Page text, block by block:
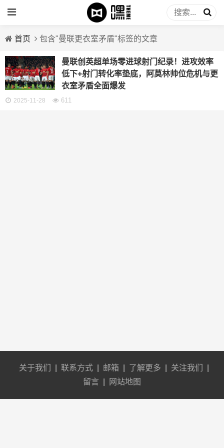
首页 包含"曼联更衣室矛盾"标签的文章
曼联创英超单场零进球射门纪录！进攻效率
低下+射门转化率垫底，阿莫林帅位危机与更
衣室矛盾全面爆发
2025-11-28 611
关于我们 联系方式 邮箱 了解更多 关注我们
留言
网站地图